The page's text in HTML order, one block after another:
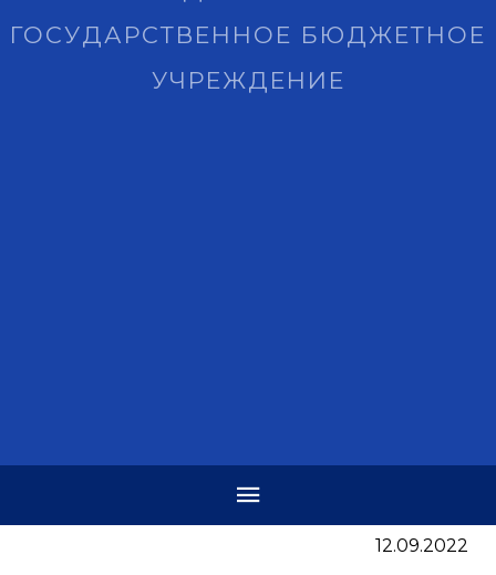
ГОСУДАРСТВЕННОЕ БЮДЖЕТНОЕ
УЧРЕЖДЕНИЕ
12.09.2022